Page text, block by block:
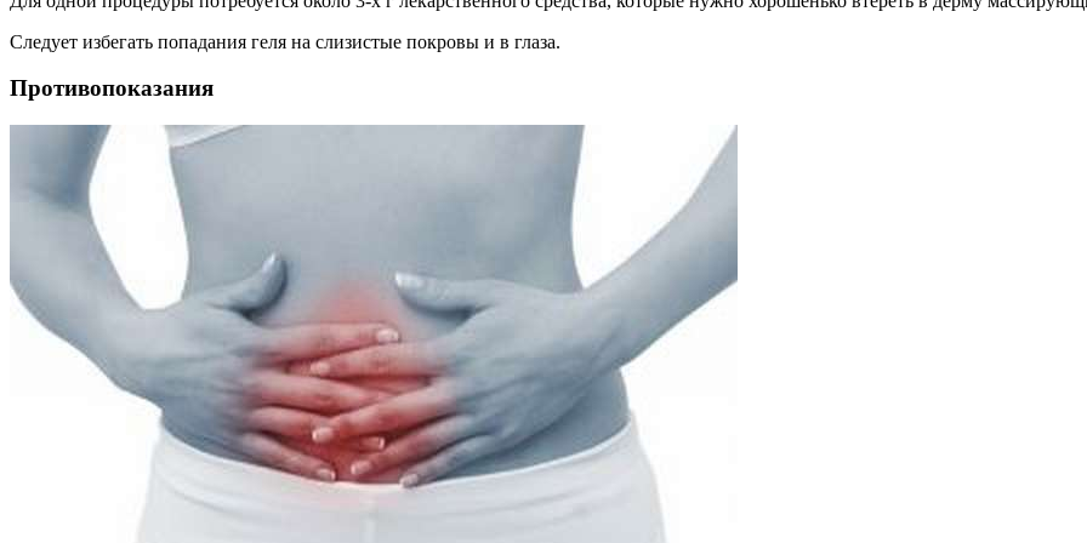
Следует избегать попадания геля на слизистые покровы и в глаза.
Противопоказания